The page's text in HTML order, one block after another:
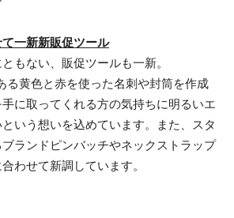
一新新販促ツール
もない、販促ツールも一新。
る黄色と赤を使った名刺や封筒を作成
に取ってくれる方の気持ちに明るいエ
いう想いを込めています。また、スタ
ランドピンバッチやネックストラップ
わせて新調しています。